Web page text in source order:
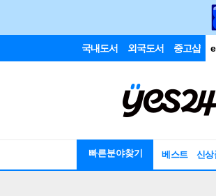
국내도서 외국도서 중고샵
빠른분야찾기 베스트 신상